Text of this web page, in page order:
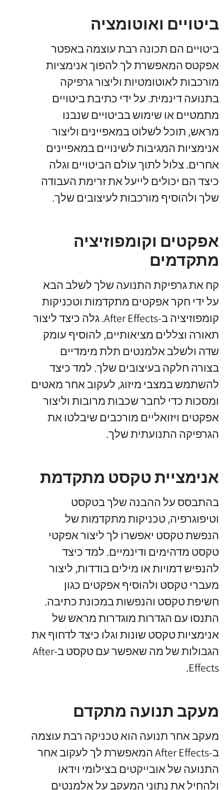
ביטויים ואוטומציה
ביטויים הם תכונה רבת עוצמה באפטר
אפקטס המאפשרת לך להפוך אנימציות
מורכבות לאוטומטיות וליצור גרפיקה
בתנועה דינמית. על ידי כתיבת ביטויים
מתמטיים או שימוש בביטויים שנבנו
מראש, תוכל לשלוט במאפיינים וליצור
אנימציות המגיבות לשינויים במאפיינים
אחרים. צלול לתוך עולם הביטויים וגלה
כיצד הם יכולים לייעל את זרימת העבודה
שלך ולהוסיף מורכבות לעיצובים שלך.
אפקטים וקומפוזיציה
מתקדמים
קח את גרפיקת התנועה שלך לשלב הבא
על ידי חקר אפקטים מתקדמות וטכניקות
קומפוזיציה ב-After Effects. גלה כיצד ליצור
תאורה וצללים מציאותיים, להוסיף עומק
שדה ולשלב אלמנטים תלת מימדיים
בצורה חלקה בעיצובים שלך. למד כיצד
להשתמש במצבי מיזוג, לעקוב אחר מאטים
ומסכות כדי לחבר שכבות מרובות וליצור
אפקטים ויזואליים מורכבים שיבלטו את
הגרפיקה התנועתית שלך.
אנימציית טקסט מתקדמת
בהתבסס על ההבנה שלך בטקסט
וטיפוגרפיה, טכניקות מתקדמות של
הנפשת טקסט יאפשרו לך ליצור אפקטי
טקסט מדהימים ודינמיים. למד כיצד
להנפיש דמויות או מילים בודדות, ליצור
מעברי טקסט ולהוסיף אפקטים כגון
חשיפת טקסט והנפשות במכונת כתיבה.
התנסו עם הגדרות מוגדרות מראש של
אנימציות טקסט שונות וגלו כיצד לדחוף את
הגבולות של מה שאפשר עם טקסט ב-After
Effects.
מעקב תנועה מתקדם
מעקב אחר תנועה הוא טכניקה רבת עוצמה
ב-After Effects המאפשרת לך לעקוב אחר
התנועה של אובייקטים בצילומי וידאו
ולהחיל את נתוני המעקב על אלמנטים